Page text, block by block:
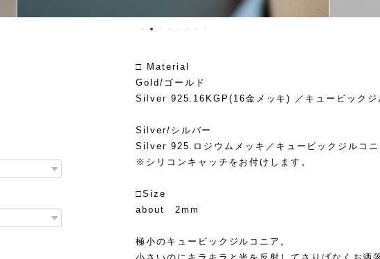
□ Material
Gold/ゴールド
Silver 925.16KGP(16金メッキ) ／キュービックジ
Silver/シルバー
Silver 925.ロジウムメッキ／キュービックジルコニ
※シリコンキャッチをお付けします。
□Size
about 2mm
極小のキュービックジルコニア。